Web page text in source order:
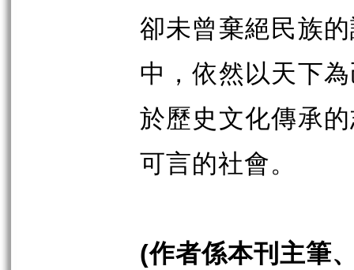
卻未曾棄絕民族
中，依然以天下
於歷史文化傳承
可言的社會。
(作者係本刊主筆